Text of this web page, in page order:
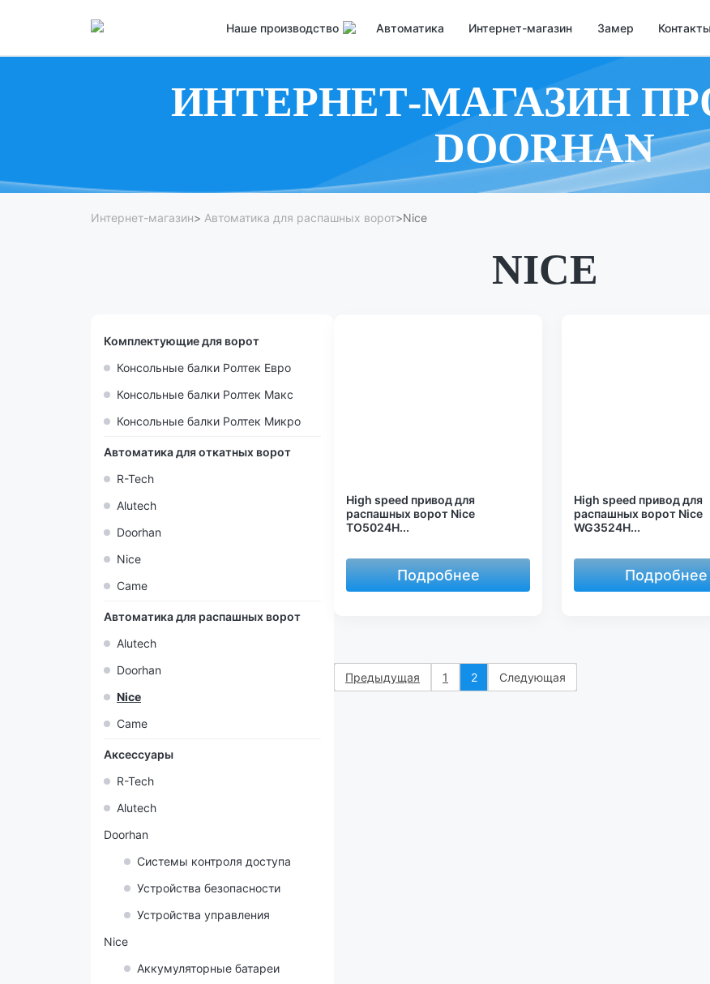
Наше производство Автоматика Интернет-магазин Замер Контакты
ИНТЕРНЕТ-МАГАЗИН
DOORHAN
Интернет-магазин> Автоматика для распашных ворот>Nice
NICE
Комплектующие для ворот
Консольные балки Ролтек Евро
Консольные балки Ролтек Макс
Консольные балки Ролтек Микро
Автоматика для откатных ворот
R-Tech
Alutech
Doorhan
Nice
Came
Автоматика для распашных ворот
Alutech
Doorhan
Nice
Came
Аксессуары
R-Tech
Alutech
Doorhan
Системы контроля доступа
Устройства безопасности
Устройства управления
Nice
Аккумуляторные батареи
High speed привод для
распашных ворот Nice
TO5024H...
Подробнее
High speed привод для
распашных ворот Nice
WG3524H...
Подробнее
Предыдущая 1 2 Следующая